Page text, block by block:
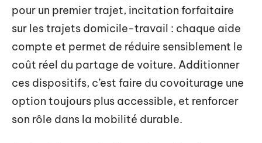
pour un premier trajet, incitation forfaitaire
sur les trajets domicile-travail : chaque aide
compte et permet de réduire sensiblement le
coût réel du partage de voiture. Additionner
ces dispositifs, c’est faire du covoiturage une
option toujours plus accessible, et renforcer
son rôle dans la mobilité durable.